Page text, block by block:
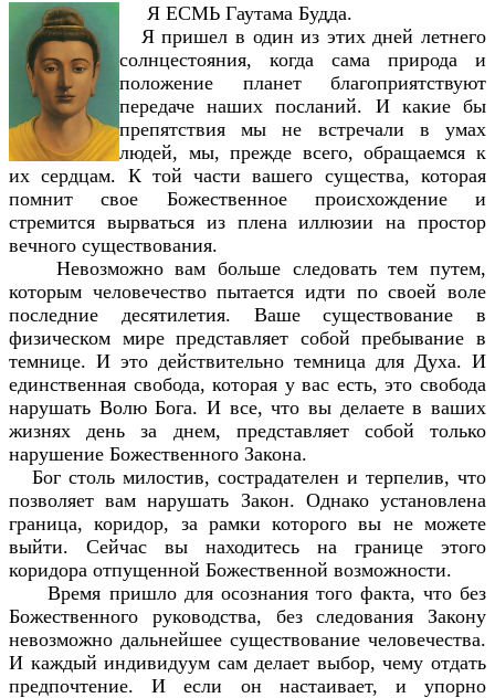
Я ЕСМЬ Гаутама Будда.
Я пришел в один из этих дней летнего
солнцестояния, когда сама природа и
положение планет благоприятствуют
передаче наших посланий. И какие бы
препятствия мы не встречали в умах
людей, мы, прежде всего, обращаемся к
их сердцам. К той части вашего существа, которая
помнит свое Божественное происхождение и
стремится вырваться из плена иллюзии на простор
вечного существования.
Невозможно вам больше следовать тем путем,
которым человечество пытается идти по своей воле
последние десятилетия. Ваше существование в
физическом мире представляет собой пребывание в
темнице. И это действительно темница для Духа. И
единственная свобода, которая у вас есть, это свобода
нарушать Волю Бога. И все, что вы делаете в ваших
жизнях день за днем, представляет собой только
нарушение Божественного Закона.
Бог столь милостив, сострадателен и терпелив, что
позволяет вам нарушать Закон. Однако установлена
граница, коридор, за рамки которого вы не можете
выйти. Сейчас вы находитесь на границе этого
коридора отпущенной Божественной возможности.
Время пришло для осознания того факта, что без
Божественного руководства, без следования Закону
невозможно дальнейшее существование человечества.
И каждый индивидуум сам делает выбор, чему отдать
предпочтение. И если он настаивает, и упорно